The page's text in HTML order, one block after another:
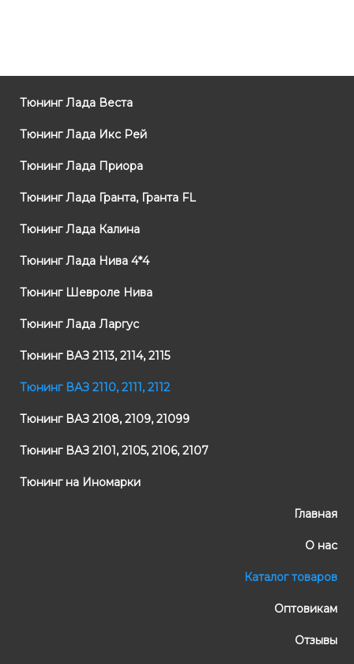
Тюнинг Лада Веста
Тюнинг Лада Икс Рей
Тюнинг Лада Приора
Тюнинг Лада Гранта, Гранта FL
Тюнинг Лада Калина
Тюнинг Лада Нива 4*4
Тюнинг Шевроле Нива
Тюнинг Лада Ларгус
Тюнинг ВАЗ 2113, 2114, 2115
Тюнинг ВАЗ 2110, 2111, 2112
Тюнинг ВАЗ 2108, 2109, 21099
Тюнинг ВАЗ 2101, 2105, 2106, 2107
Тюнинг на Иномарки
Главная
О нас
Каталог товаров
Оптовикам
Отзывы